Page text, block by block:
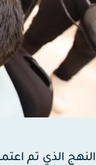
الذي تم